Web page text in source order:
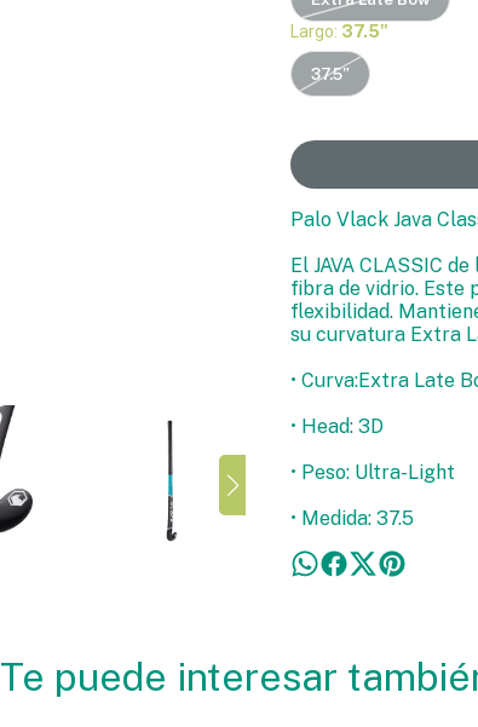
Largo: 37.5"
37.5"
Palo Vlack Java
El JAVA CLASSIC
fibra de vidrio. Este
flexibilidad.
su curvatura Extra
• Curva:Extra Late
• Head: 3D
• Peso: Ultra-Light
• Medida: 37.5
Te puede interesar